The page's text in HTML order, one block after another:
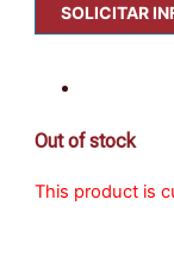
SOLICITAR
Out of stock
This product is